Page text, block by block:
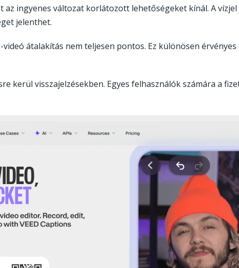
az ingyenes változat korlátozott lehetőségeket kínál. A
jelenthet.
videó átalakítás nem teljesen pontos. Ez különösen
kerül visszajelzésekben. Egyes felhasználók számára a